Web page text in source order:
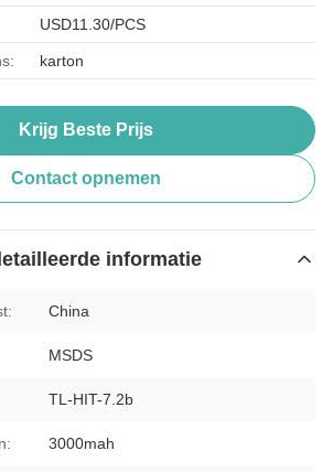
USD11.30/PCS
karton
Krijg Beste Prijs
Contact opnemen
informatie
China
MSDS
TL-HIT-7.2b
3000mah